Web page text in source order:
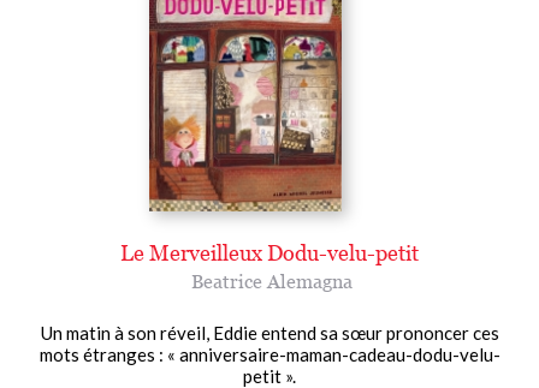
Le Merveilleux Dodu-velu-petit
Beatrice Alemagna
Un matin à son réveil, Eddie entend sa sœur prononcer ces
mots étranges : « anniversaire-maman-cadeau-dodu-velu-
petit ».